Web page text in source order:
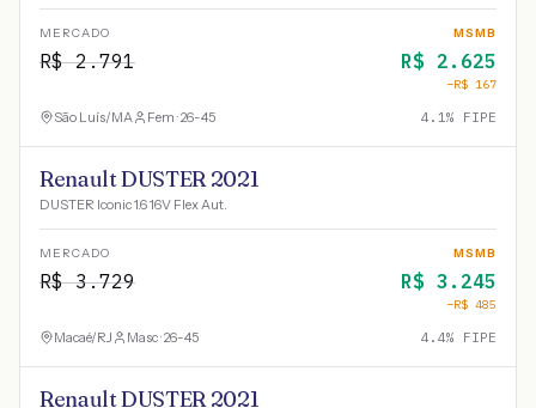
MERCADO
R$2.791
MSMB
R$ 2.625
−R$ 167
São Luís/MA Fem · 26-45 4.1% FIPE
Renault DUSTER 2021
DUSTER Iconic 1.6 16V Flex Aut.
MERCADO
R$3.729
MSMB
R$ 3.245
−R$ 485
Macaé/RJ Masc · 26-45 4.4% FIPE
Renault DUSTER 2021